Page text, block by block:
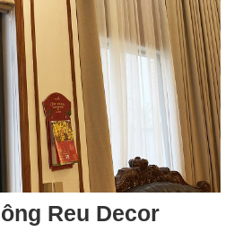
Reu Decor